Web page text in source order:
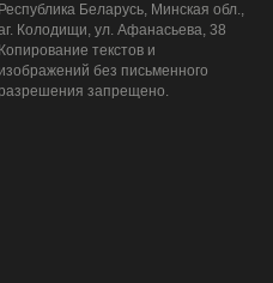
Республика Беларусь, Минская обл.,
Колодищи, ул. Афанасьева, 38
Копирование текстов и
изображений без письменного
разрешения запрещено.